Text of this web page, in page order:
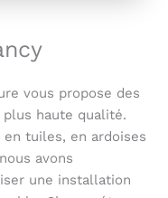
vous propose des
haute qualité.
tuiles, en ardoises
avons
une installation